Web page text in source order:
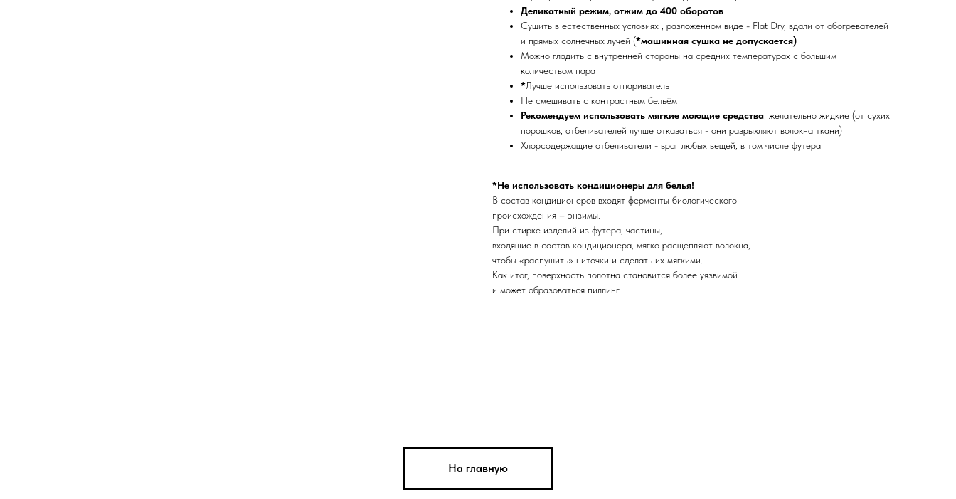
Деликатный режим, отжим до 400 оборотов
Сушить в естественных условиях , разложенном виде - Flat Dry, вдали от обогревателей
и прямых солнечных лучей (*машинная сушка не допускается)
Можно гладить с внутренней стороны на средних температурах с большим
количеством пара
*Лучше использовать отпариватель
Не смешивать с контрастным бельём
Рекомендуем использовать мягкие моющие средства , желательно жидкие (от сухих
порошков, отбеливателей лучше отказаться - они разрыхляют волокна ткани)
Хлорсодержащие отбеливатели - враг любых вещей, в том числе футера
*Не использовать кондиционеры для белья!
В состав кондиционеров входят ферменты биологического
происхождения – энзимы.
При стирке изделий из футера, частицы,
входящие в состав кондиционера, мягко расщепляют волокна,
чтобы «распушить» ниточки и сделать их мягкими.
Как итог, поверхность полотна становится более уязвимой
и может образоваться пиллинг
На главную